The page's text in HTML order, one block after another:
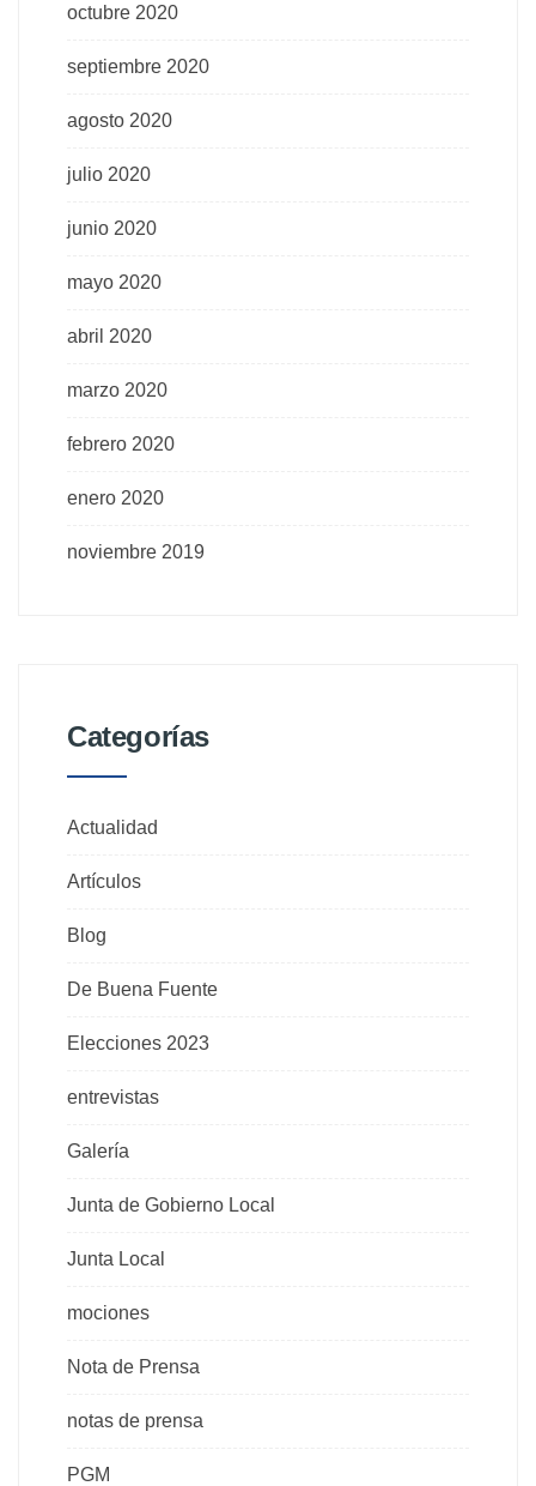
octubre 2020
septiembre 2020
agosto 2020
julio 2020
junio 2020
mayo 2020
abril 2020
marzo 2020
febrero 2020
enero 2020
noviembre 2019
Categorías
Actualidad
Artículos
Blog
De Buena Fuente
Elecciones 2023
entrevistas
Galería
Junta de Gobierno Local
Junta Local
mociones
Nota de Prensa
notas de prensa
PGM